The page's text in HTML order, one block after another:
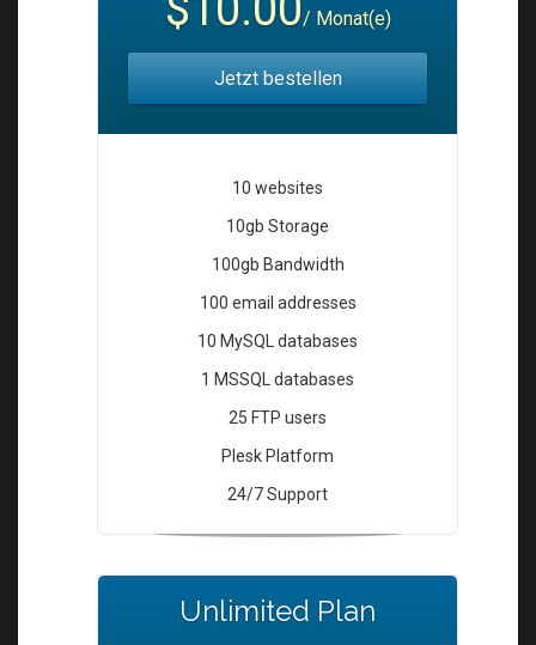
/ Monat(e)
Jetzt bestellen
10 websites
10gb Storage
100gb Bandwidth
100 email addresses
10 MySQL databases
1 MSSQL databases
25 FTP users
Plesk Platform
24/7 Support
Unlimited Plan